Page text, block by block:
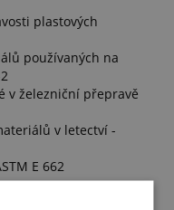
plastových
používaných na
v železniční přepravě
v letectví -
E 662